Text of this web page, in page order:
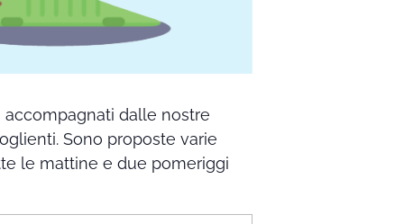
accompagnati dalle nostre
Sono proposte varie
le mattine e due pomeriggi